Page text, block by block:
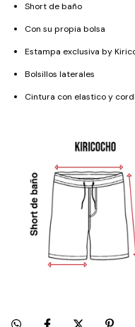
Short de baño
Con su propia bolsa
Estampa exclusiva by
Bolsillos laterales
Cintura con elastico y